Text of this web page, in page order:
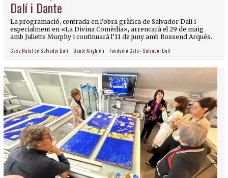
Dalí i Dante
La programació, centrada en l’obra gràfica de Salvador Dalí i
especialment en «La Divina Comèdia», arrencarà el 29 de maig
amb Juliette Murphy i continuarà l’11 de juny amb Rossend Arqués.
Casa Natal de Salvador Dalí Dante Alighieri Fundació Gala - Salvador Dalí